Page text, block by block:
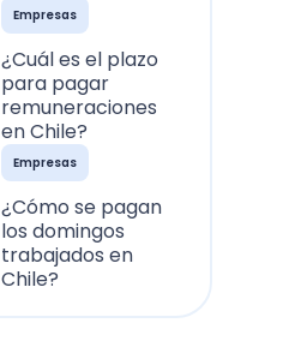
Empresas
¿Cuál es el plazo
para pagar
remuneraciones
en Chile?
Empresas
¿Cómo se pagan
los domingos
trabajados en
Chile?